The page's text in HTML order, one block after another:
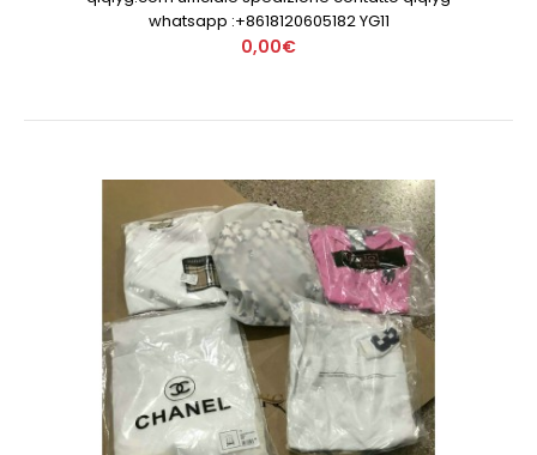
whatsapp :+8618120605182 YG11
0,00€